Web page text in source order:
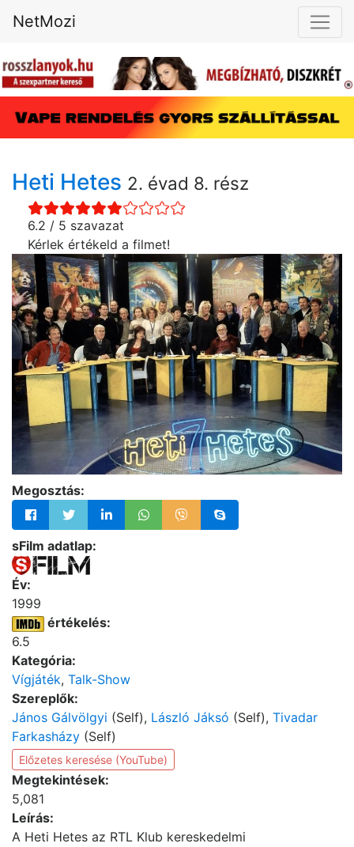
NetMozi
Heti Hetes 2. évad 8. rész
6.2 / 5 szavazat
Kérlek értékeld a filmet!
Megosztás:
sFilm adatlap:
Év:
1999
értékelés:
6.5
Kategória:
Vígjáték, Talk-Show
Szereplők:
János Gálvölgyi (Self), László Jáksó (Self), Tivadar
Farkasházy (Self)
Előzetes keresése (YouTube)
Megtekintések:
5,081
Leírás:
A Heti Hetes az RTL Klub kereskedelmi